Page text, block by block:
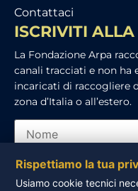
Contattaci
ISCRIVITI
La Fondazione Arpa
canali tracciati e non ha
incaricati di raccogliere
zona d’Italia o all’estero.
Rispettiamo la tua
Usiamo cookie tecnici